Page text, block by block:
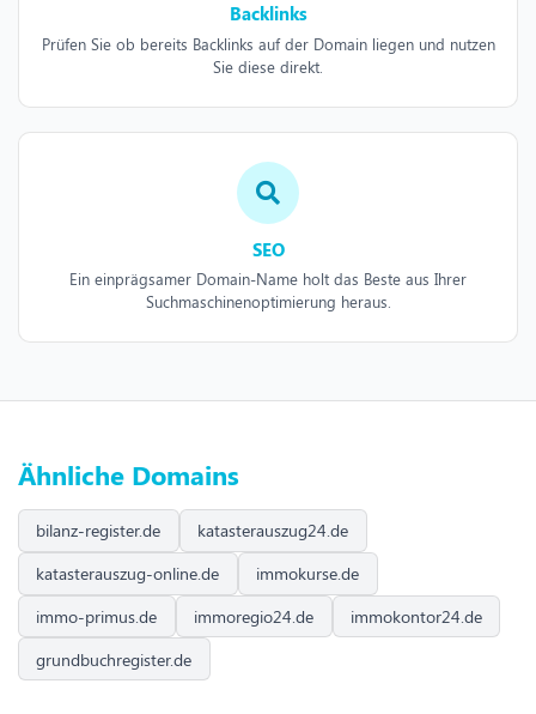
Backlinks
Prüfen Sie ob bereits Backlinks auf der Domain liegen und nutzen
Sie diese direkt.
SEO
Ein einprägsamer Domain-Name holt das Beste aus Ihrer
Suchmaschinenoptimierung heraus.
Ähnliche Domains
bilanz-register.de
katasterauszug24.de
katasterauszug-online.de
immokurse.de
immo-primus.de
immoregio24.de
immokontor24.de
grundbuchregister.de